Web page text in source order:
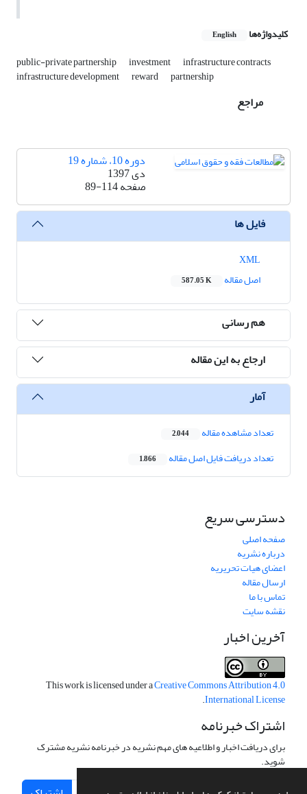
کلیدواژه‌ها English
public-private partnership investment infrastructure contracts
infrastructure development reward partnership
مراجع
دوره 10، شماره 19
دی 1397
صفحه89-114
فایل ها
اصل مقاله
587.05 K
هم رسانی
ارجاع به این مقاله
آمار
تعداد مشاهده مقاله 2,044
تعداد دریافت فایل اصل مقاله 1,866
دسترسی سریع
صفحه اصلی
درباره نشریه
اعضای هیات تحریریه
ارسال مقاله
تماس با ما
نقشه سایت
آخرین اخبار
This work is licensed under aCreative Commons Attribution 4.0
International License
.
اشتراک خبرنامه
برای دریافت اخبار و اطلاعیه های مهم نشریه در خبرنامه نشریه مشترک
شوید.